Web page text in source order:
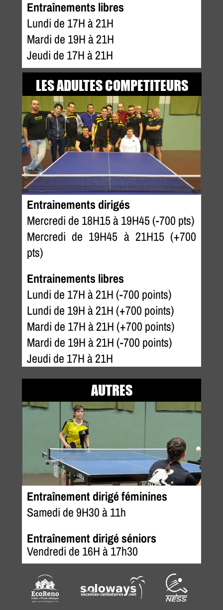
Entraînements libres
Lundi de 17H à 21H
Mardi de 19H à 21H
Jeudi de 17H à 21H
LES ADULTES COMPETITEURS
AUTRES
Entrainements dirigés
Mercredi de 18H15 à 19H45 (-700 pts)
Mercredi de 19H45 à 21H15 (+700
pts)
Entrainements libres
Lundi de 17H à 21H (-700 points)
Lundi de 19H à 21H (+700 points)
Mardi de 17H à 21H (+700 points)
Mardi de 19H à 21H (-700 points)
Jeudi de 17H à 21H
Entraînement dirigé féminines
Samedi de 9H30 à 11h
Entraînement dirigé séniors
Vendredi de 16H à 17h30